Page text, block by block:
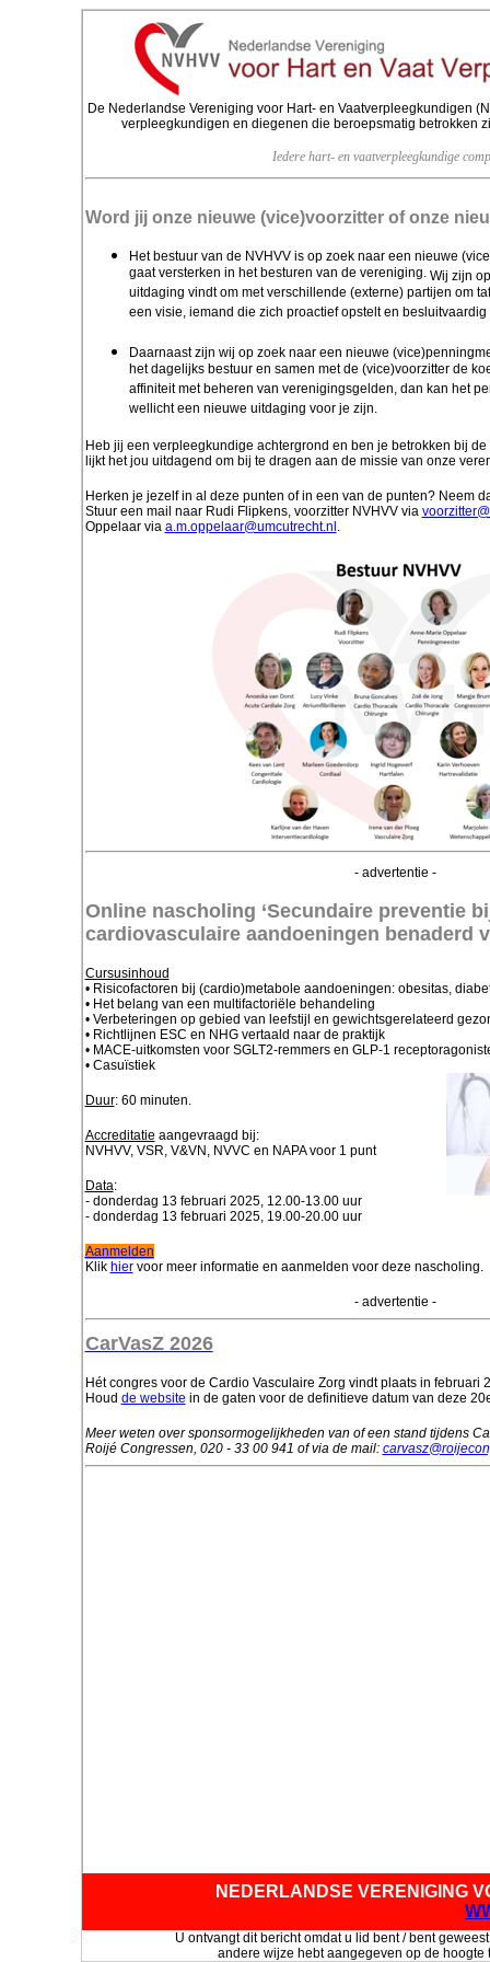
De Nederlandse Vereniging voor Hart- en Vaatverpleegkundigen
verpleegkundigen en diegenen die beroepsmatig betrokken
Iedere hart- en vaatverpleegkundige
Word jij onze nieuwe (vice)voorzitter of onze
Het bestuur van de NVHVV is op zoek naar een nieuwe
gaat versterken in het besturen van de vereniging. Wij zijn
uitdaging vindt om met verschillende (externe) partijen om
een visie, iemand die zich proactief opstelt en besluitvaardig
Daarnaast zijn wij op zoek naar een nieuwe
het dagelijks bestuur en samen met de (vice)voorzitter de
affiniteit met beheren van verenigingsgelden, dan kan het
wellicht een nieuwe uitdaging voor je zijn.
Heb jij een verpleegkundige achtergrond en ben je betrokken bij
lijkt het jou uitdagend om bij te dragen aan de missie van onze
Herken je jezelf in al deze punten of in een van de punten? Neem
Stuur een mail naar Rudi Flipkens, voorzitter NVHVV via
Oppelaar via a.m.oppelaar@umcutrecht.nl .
- advertentie -
Online nascholing ‘Secundaire preventie
cardiovasculaire aandoeningen benaderd
Cursusinhoud
• Risicofactoren bij (cardio)metabole aandoeningen: obesitas,
• Het belang van een multifactoriële behandeling
• Verbeteringen op gebied van leefstijl en gewichtsgerelateerd
• Richtlijnen ESC en NHG vertaald naar de praktijk
• MACE-uitkomsten voor SGLT2-remmers en GLP-1
• Casuïstiek
Duur: 60 minuten.
Accreditatie aangevraagd bij:
NVHVV, VSR, V&VN, NVVC en NAPA voor 1 punt
Data:
- donderdag 13 februari 2025, 12.00-13.00 uur
- donderdag 13 februari 2025, 19.00-20.00 uur
Aanmelden
Klik hiervoor meer informatie en aanmelden voor deze nascholing.
- advertentie -
CarVasZ 2026
Hét congres voor de Cardio Vasculaire Zorg vindt plaats in februari
Houd de website in de gaten voor de definitieve datum van deze
Meer weten over sponsormogelijkheden van of een stand tijdens
Roijé Congressen, 020 - 33 00 941 of via de mail:
NEDERLANDSE VERENIGING
U ontvangt dit bericht omdat u lid bent / bent
andere wijze hebtaangegeven op de hoogte